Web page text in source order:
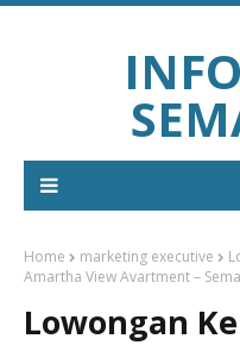
Home marketing executive
Amartha View Avartment –
Lowongan